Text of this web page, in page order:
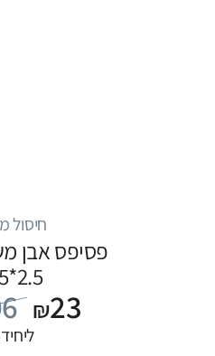
חיסול
פסיפס אבן
2.5*2.5
₪23